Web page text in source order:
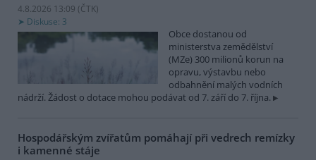
4.8.2026 13:09 (ČTK)
Diskuse: 3
Obce dostanou od
ministerstva zemědělství
(MZe) 300 milionů korun na
opravu, výstavbu nebo
odbahnění malých vodních
nádrží. Žádost o dotace mohou podávat od 7. září do 7. října.
Hospodářským zvířatům pomáhají při vedrech remízky
i kamenné stáje